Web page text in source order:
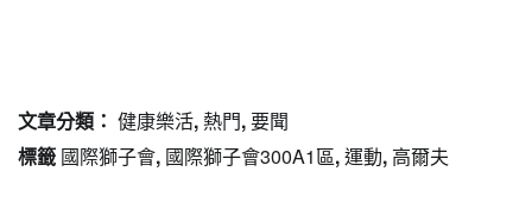
文章分類： 健康樂活, 熱門,要聞
標籤 國際獅子會, 國際獅子會300A1區,運動, 高爾夫